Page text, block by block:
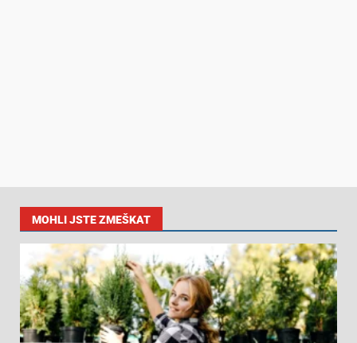
MOHLI JSTE ZMEŠKAT